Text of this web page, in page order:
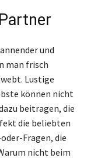
und
man frisch
Lustige
können nicht
beitragen, die
die beliebten
Fragen, die
nicht beim